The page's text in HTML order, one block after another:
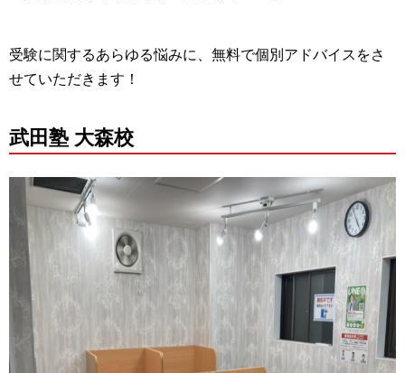
受験に関するあらゆる悩みに、無料で個別アドバイスをさ
せていただきます！
武田塾 大森校